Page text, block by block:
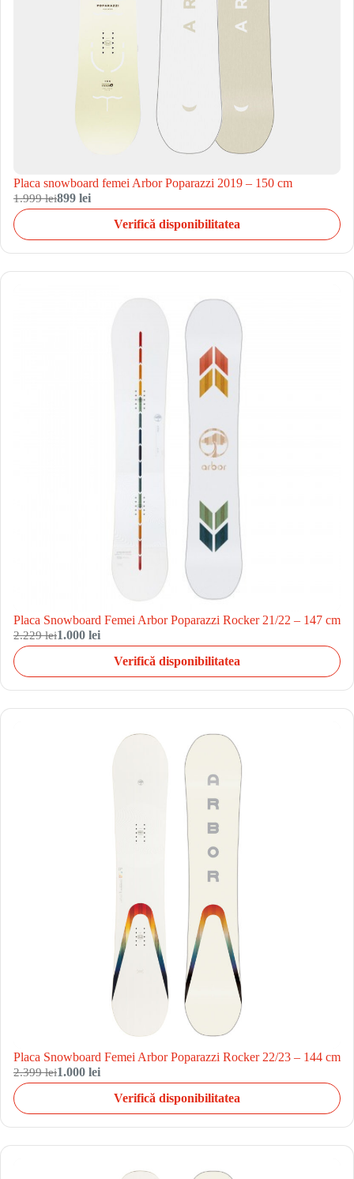
Placa snowboard femei Arbor Poparazzi 2019 – 150 cm
1.999 lei899 lei
Verifică disponibilitatea
Placa Snowboard Femei Arbor Poparazzi Rocker 21/22 – 147 cm
2.229 lei1.000 lei
Verifică disponibilitatea
Placa Snowboard Femei Arbor Poparazzi Rocker 22/23 – 144 cm
2.399 lei1.000 lei
Verifică disponibilitatea